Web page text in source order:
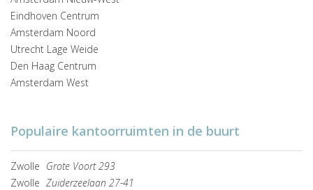
Eindhoven Centrum
Amsterdam Noord
Utrecht Lage Weide
Den Haag Centrum
Amsterdam West
Populaire kantoorruimten in de buurt
Zwolle Grote Voort 293
Zwolle Zuiderzeelaan 27-41